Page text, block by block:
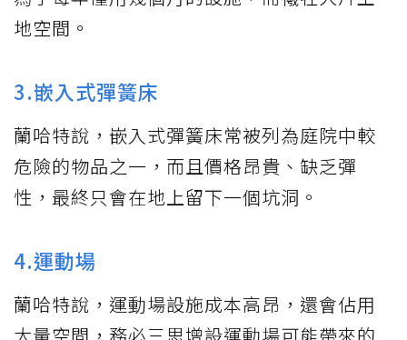
地空間。
3.嵌入式彈簧床
蘭哈特說，嵌入式彈簧床常被列為庭院中較
危險的物品之一，而且價格昂貴、缺乏彈
性，最終只會在地上留下一個坑洞。
4.運動場
蘭哈特說，運動場設施成本高昂，還會佔用